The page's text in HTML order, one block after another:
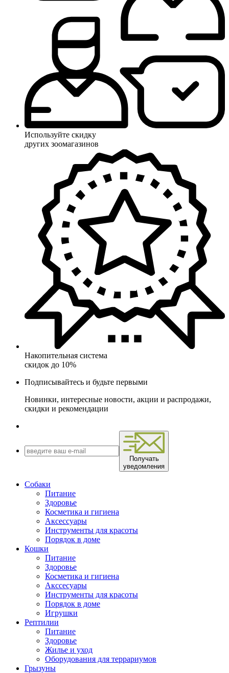
Используйте скидку
других зоомагазинов
Накопительная система
скидок до 10%
Подписывайтесь и будьте первыми
Новинки, интересные новости, акции и распродажи,
скидки и рекомендации
Получать
уведомления
Собаки
Питание
Здоровье
Косметика и гигиена
Аксессуары
Инструменты для красоты
Порядок в доме
Кошки
Питание
Здоровье
Косметика и гигиена
Акссесуары
Инструменты для красоты
Порядок в доме
Игрушки
Рептилии
Питание
Здоровье
Жилье и уход
Оборудования для террариумов
Грызуны